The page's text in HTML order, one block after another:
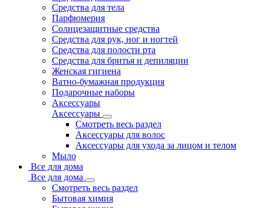
Средства для тела
Парфюмерия
Солнцезащитные средства
Средства для рук, ног и ногтей
Средства для полости рта
Средства для бритья и депиляции
Женская гигиена
Ватно-бумажная продукция
Подарочные наборы
Аксессуары
Аксессуары
Смотреть весь раздел
Аксессуары для волос
Аксессуары для ухода за лицом и телом
Мыло
Все для дома
Все для дома
Смотреть весь раздел
Бытовая химия